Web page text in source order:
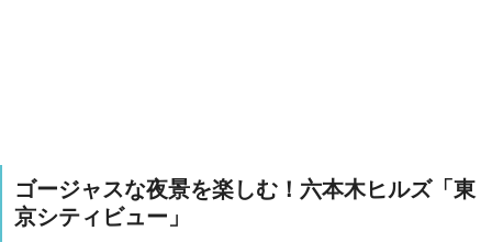
ゴージャスな夜景を楽しむ！六本木ヒルズ「東
京シティビュー」